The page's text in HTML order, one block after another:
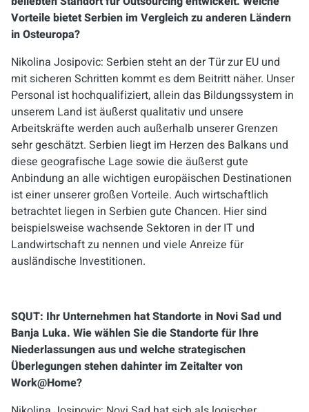
Vorteile bietet Serbien im Vergleich zu anderen Ländern
in Osteuropa?
Nikolina Josipovic: Serbien steht an der Tür zur EU und
mit sicheren Schritten kommt es dem Beitritt näher. Unser
Personal ist hochqualifiziert, allein das Bildungssystem in
unserem Land ist äußerst qualitativ und unsere
Arbeitskräfte werden auch außerhalb unserer Grenzen
sehr geschätzt. Serbien liegt im Herzen des Balkans und
diese geografische Lage sowie die äußerst gute
Anbindung an alle wichtigen europäischen Destinationen
ist einer unserer großen Vorteile. Auch wirtschaftlich
betrachtet liegen in Serbien gute Chancen. Hier sind
beispielsweise wachsende Sektoren in der IT und
Landwirtschaft zu nennen und viele Anreize für
ausländische Investitionen.
SQUT: Ihr Unternehmen hat Standorte in Novi Sad und
Banja Luka. Wie wählen Sie die Standorte für Ihre
Niederlassungen aus und welche strategischen
Überlegungen stehen dahinter im Zeitalter von
Work@Home?